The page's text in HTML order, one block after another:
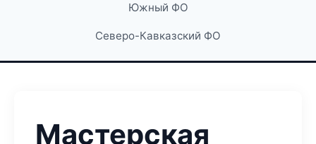
Южный ФО
Северо-Кавказский ФО
Мастерская